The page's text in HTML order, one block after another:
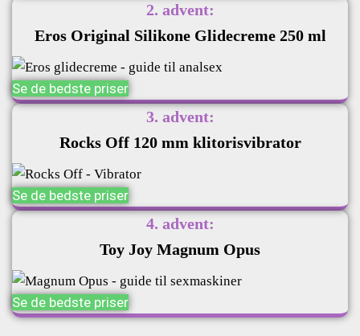
2. advent:
Eros Original Silikone Glidecreme 250 ml
Se de bedste priser
3. advent:
Rocks Off 120 mm klitorisvibrator
Se de bedste priser
4. advent:
Toy Joy Magnum Opus
Se de bedste priser